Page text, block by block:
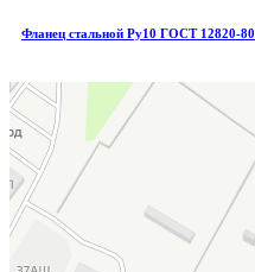
Фланец стальной Ру10 ГОСТ 12820-80